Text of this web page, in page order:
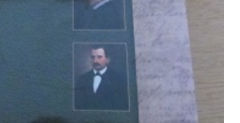
Központ
Közösségi és Szolgáltató Tér